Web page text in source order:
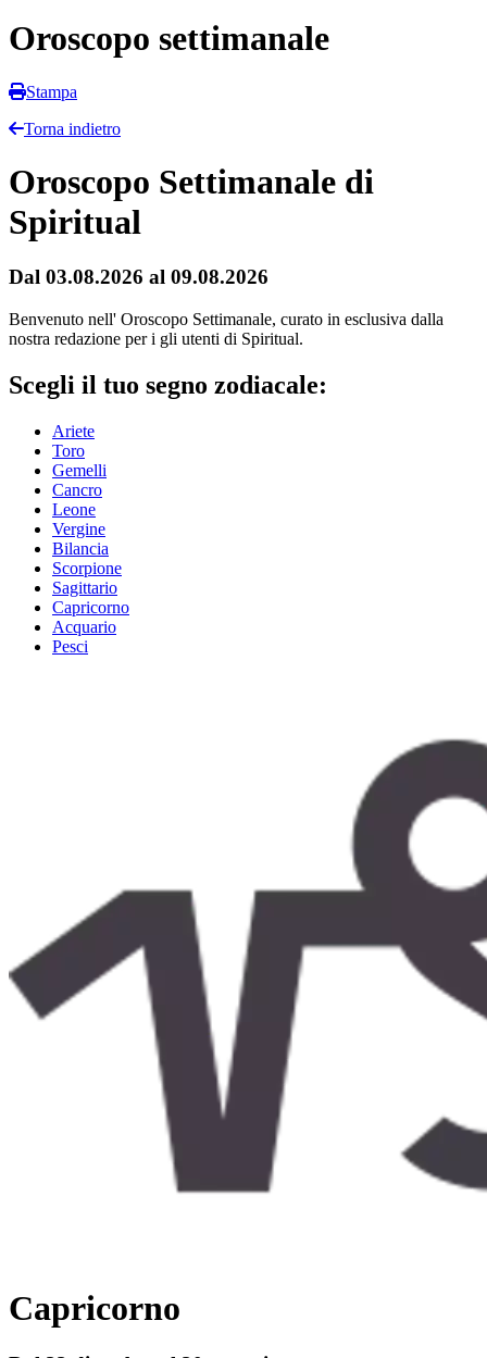
Oroscopo settimanale
Stampa
Torna indietro
Oroscopo Settimanale di
Spiritual
Dal 03.08.2026 al 09.08.2026
Benvenuto nell' Oroscopo Settimanale, curato in esclusiva dalla
nostra redazione per i gli utenti di Spiritual.
Scegli il tuo segno zodiacale:
Ariete
Toro
Gemelli
Cancro
Leone
Vergine
Bilancia
Scorpione
Sagittario
Capricorno
Acquario
Pesci
Capricorno